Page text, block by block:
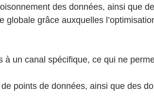
des données, ainsi que
grâce auxquelles
un canal spécifique, ce qui ne
points de données, ainsi que des